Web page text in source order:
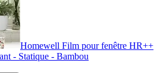
Homewell Film pour fenêtre HR++
- Statique - Bambou